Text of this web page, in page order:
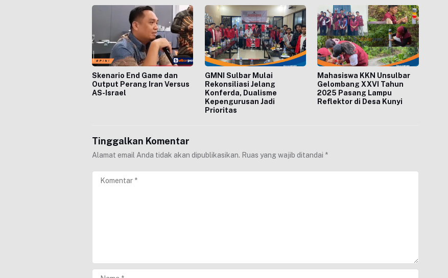
Skenario End Game dan
Output Perang Iran Versus
AS-Israel
GMNI Sulbar Mulai
Rekonsiliasi Jelang
Konferda, Dualisme
Kepengurusan Jadi
Prioritas
Mahasiswa KKN Unsulbar
Gelombang XXVI Tahun
2025 Pasang Lampu
Reflektor di Desa Kunyi
Tinggalkan Komentar
Alamat email Anda tidak akan dipublikasikan. Ruas yang wajib ditandai *